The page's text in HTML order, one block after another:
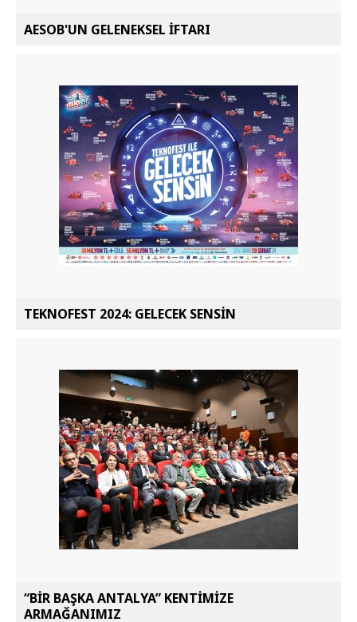
AESOB'UN GELENEKSEL İFTARI
TEKNOFEST 2024: GELECEK SENSİN
“BİR BAŞKA ANTALYA” KENTİMİZE
ARMAĞANIMIZ